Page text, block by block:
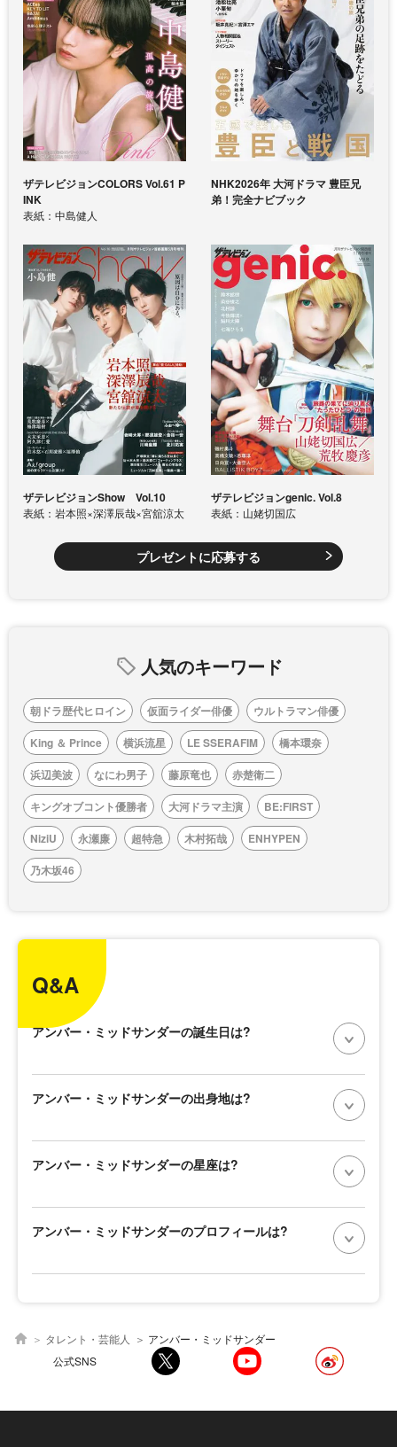
ザテレビジョンCOLORS Vol.61 P
INK
表紙：中島健人
NHK2026年 大河ドラマ 豊臣兄
弟！完全ナビブック
ザテレビジョンShow Vol.10
表紙：岩本照×深澤辰哉×宮舘涼太
ザテレビジョンgenic. Vol.8
表紙：山姥切国広
プレゼントに応募する
人気のキーワード
朝ドラ歴代ヒロイン 仮面ライダー俳優
ウルトラマン俳優
King ＆ Prince
横浜流星 LE SSERAFIM
橋本環奈
浜辺美波
なにわ男子 藤原竜也
赤楚衛二
キングオブコント優勝者
大河ドラマ主演
BE:FIRST
NiziU
永瀬廉 超特急 木村拓哉
ENHYPEN
乃木坂46
Q&A
アンバー・ミッドサンダーの誕生日は?
アンバー・ミッドサンダーの出身地は?
アンバー・ミッドサンダーの星座は?
アンバー・ミッドサンダーのプロフィールは?
タレント・芸能人
アンバー・ミッドサンダー
公式SNS